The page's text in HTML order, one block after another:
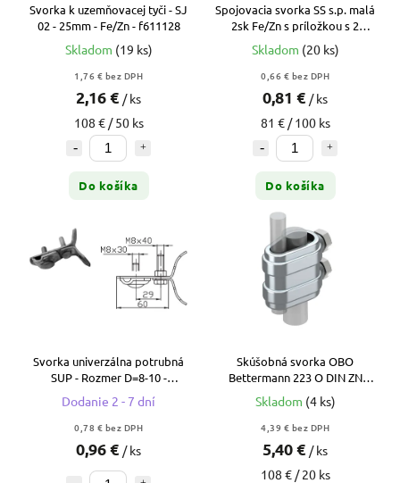
Svorka k uzemňovacej tyči - SJ
02 - 25mm - Fe/Zn - f611128
Skladom (19 ks)
1,76 € bez DPH
2,16 € / ks
108 € / 50 ks
Do košíka
Spojovacia svorka SS s.p. malá
2sk Fe/Zn s príložkou s 2
skrutkami - f613119
Skladom (20 ks)
0,66 € bez DPH
0,81 € / ks
81 € / 100 ks
Do košíka
Svorka univerzálna potrubná
SUP - Rozmer D=8-10 -
Dodanie 2 - 7 dní
0,78 € bez DPH
0,96 € / ks
Skúšobná svorka OBO
Bettermann 223 O DIN ZN
(5335140) - Zinok
Skladom (4 ks)
4,39 € bez DPH
5,40 € / ks
108 € / 20 ks